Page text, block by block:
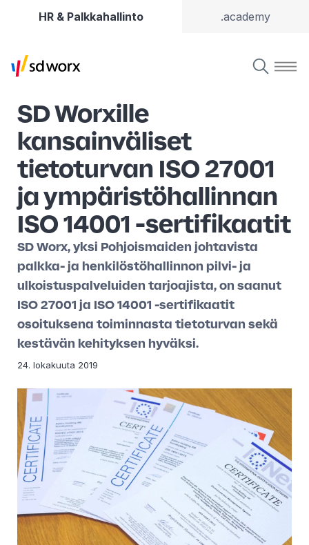
HR & Palkkahallinto .academy
SD Worxille
kansainväliset
tietoturvan ISO 27001
ja ympäristöhallinnan
ISO 14001 -sertifikaatit
SD Worx, yksi Pohjoismaiden johtavista
palkka- ja henkilöstöhallinnon pilvi- ja
ulkoistuspalveluiden tarjoajista, on saanut
ISO 27001 ja ISO 14001 -sertifikaatit
osoituksena toiminnasta tietoturvan sekä
kestävän kehityksen hyväksi.
24. lokakuuta 2019